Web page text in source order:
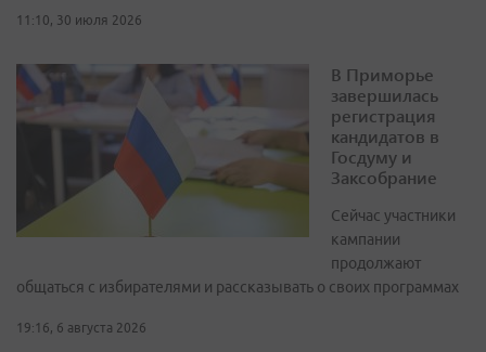
11:10, 30 июля 2026
В Приморье
завершилась
регистрация
кандидатов в
Госдуму и
Заксобрание
Сейчас участники
кампании
продолжают
общаться с избирателями и рассказывать о своих программах
19:16, 6 августа 2026